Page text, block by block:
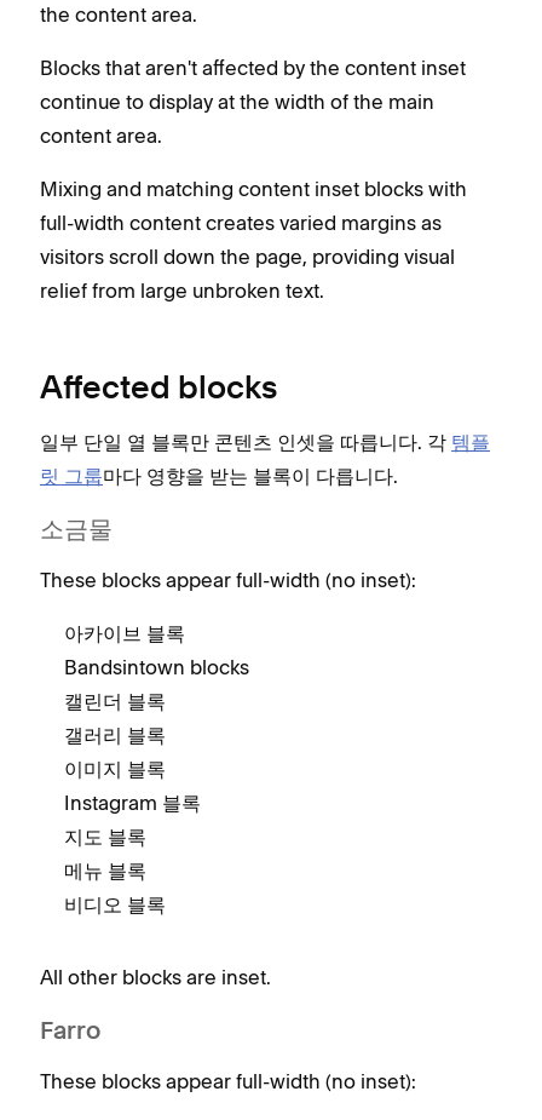
the content area.
Blocks that aren't affected by the content inset
continue to display at the width of the main
content area.
Mixing and matching content inset blocks with
full-width content creates varied margins as
visitors scroll down the page, providing visual
relief from large unbroken text.
Affected blocks
일부 단일 열 블록만 콘텐츠 인셋을 따릅니다. 각 템플
릿 그룹마다 영향을 받는 블록이 다릅니다.
소금물
These blocks appear full-width (no inset):
아카이브 블록
Bandsintown blocks
캘린더 블록
갤러리 블록
이미지 블록
Instagram 블록
지도 블록
메뉴 블록
비디오 블록
All other blocks are inset.
Farro
These blocks appear full-width (no inset):